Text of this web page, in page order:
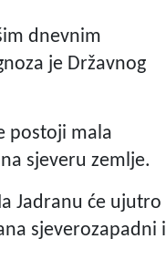
dnevnim
je Državnog
postoji mala
sjeveru zemlje.
Jadranu će ujutro
sjeverozapadni i